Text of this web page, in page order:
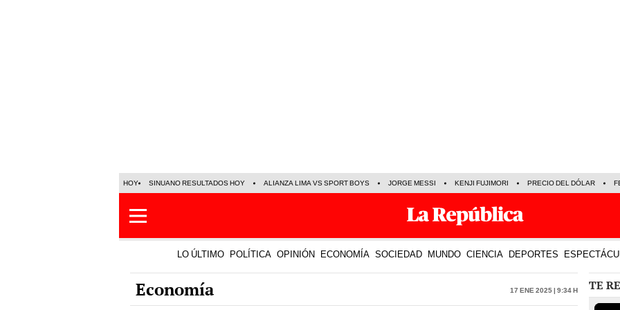
HOY SINUANO RESULTADOS HOY ALIANZA LIMA VS SPORT BOYS JORGE MESSI KENJI FUJIMORI PRECIO DEL DÓLAR
LO ÚLTIMO POLÍTICA OPINIÓN ECONOMÍA SOCIEDAD MUNDO CIENCIA DEPORTES
Economía 17 Ene 2025 | 9:34 h TE